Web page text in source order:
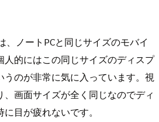
、ノートPCと同じサイズのモバイ
人的にはこの同じサイズのディスプ
うのが非常に気に入っています。視
、画面サイズが全く同じなのでディ
目が疲れないです。